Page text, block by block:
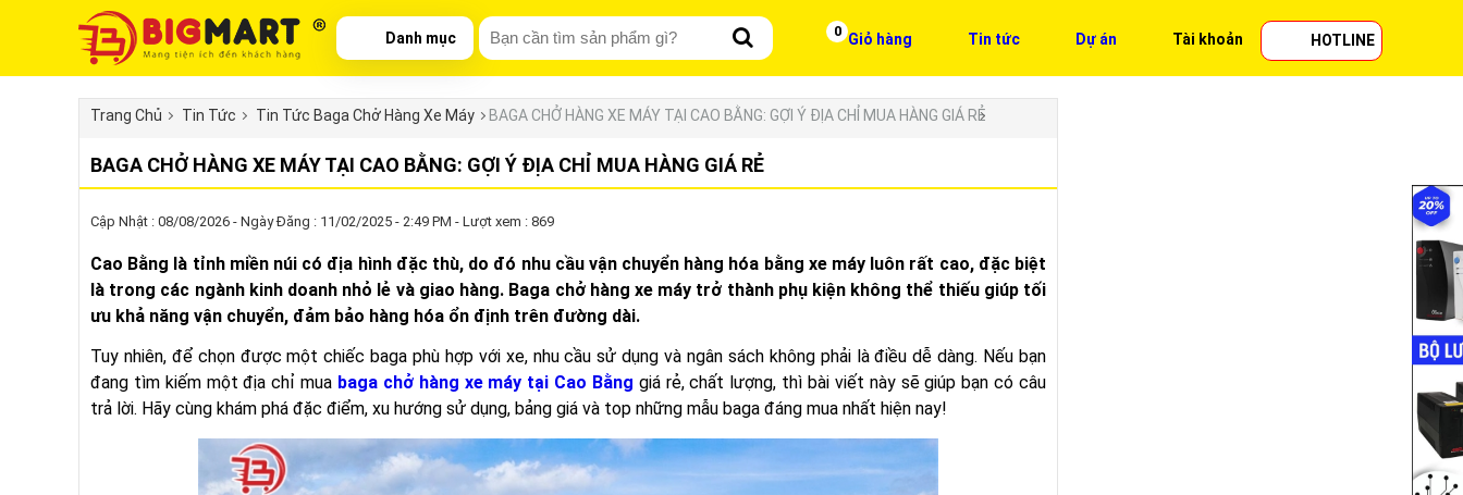
Danh mục 0 Giỏ hàng Tin tức Dự án Tài khoản HOTLINE
Trang Chủ Tin Tức Tin Tức Baga Chở Hàng Xe Máy BAGA CHỞ HÀNG XE MÁY TẠI CAO BẰNG: GỢI Ý ĐỊA CHỈ MUA HÀNG GIÁ RẺ
BAGA CHỞ HÀNG XE MÁY TẠI CAO BẰNG: GỢI Ý ĐỊA CHỈ MUA HÀNG GIÁ RẺ
Cập Nhật : 08/08/2026 - Ngày Đăng : 11/02/2025 - 2:49 PM - Lượt xem : 869
Cao Bằng là tỉnh miền núi có địa hình đặc thù, do đó nhu cầu vận chuyển hàng hóa bằng xe máy luôn rất cao, đặc biệt
là trong các ngành kinh doanh nhỏ lẻ và giao hàng. Baga chở hàng xe máy trở thành phụ kiện không thể thiếu giúp tối
ưu khả năng vận chuyển, đảm bảo hàng hóa ổn định trên đường dài.
Tuy nhiên, để chọn được một chiếc baga phù hợp với xe, nhu cầu sử dụng và ngân sách không phải là điều dễ dàng. Nếu bạn
đang tìm kiếm một địa chỉ mua baga chở hàng xe máy tại Cao Bằng giá rẻ, chất lượng, thì bài viết này sẽ giúp bạn có câu
trả lời. Hãy cùng khám phá đặc điểm, xu hướng sử dụng, bảng giá và top những mẫu baga đáng mua nhất hiện nay!